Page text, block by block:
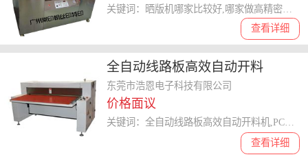
查看详细
全自动线路板高效自动开料
机|PCB全自动开料机价格优惠
东莞市浩恩电子科技有限公司
价格面议
查看详细